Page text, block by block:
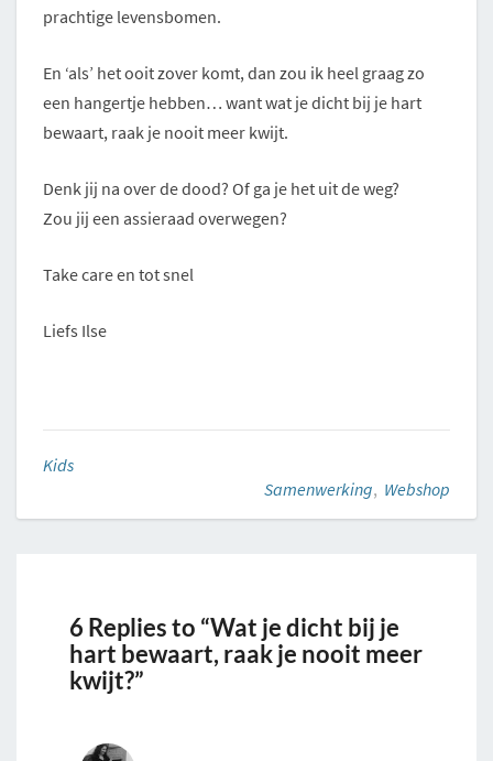
prachtige levensbomen.
En ‘als’ het ooit zover komt, dan zou ik heel graag zo
een hangertje hebben… want wat je dicht bij je hart
bewaart, raak je nooit meer kwijt.
Denk jij na over de dood? Of ga je het uit de weg?
Zou jij een assieraad overwegen?
Take care en tot snel
Liefs Ilse
Kids
Samenwerking, Webshop
6 Replies to “Wat je dicht bij je
hart bewaart, raak je nooit meer
kwijt?”